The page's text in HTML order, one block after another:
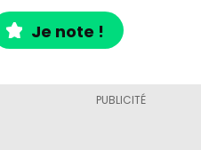
Je note !